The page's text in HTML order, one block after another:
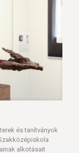
és tanítványok
alkotásait